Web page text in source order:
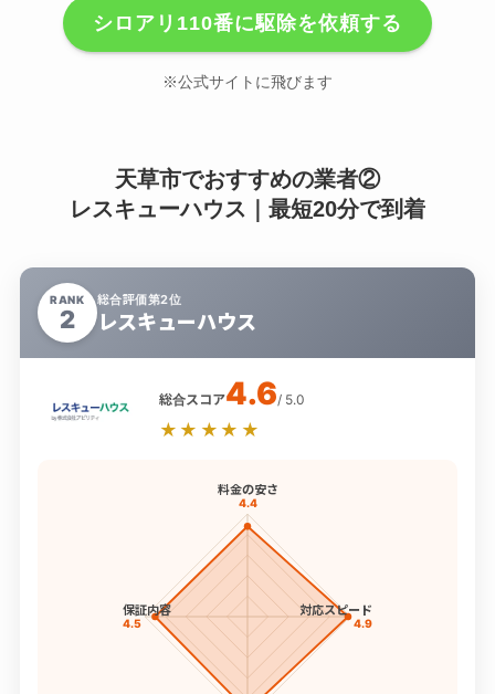
シロアリ110番に駆除を依頼する
※公式サイトに飛びます
天草市でおすすめの業者②
レスキューハウス｜最短20分で到着
RANK
2
総合評価第2位
レスキューハウス
総合スコア4.6/ 5.0
★★★★★
料金の安さ
4.4
対応スピード
4.9
保証内容
4.5